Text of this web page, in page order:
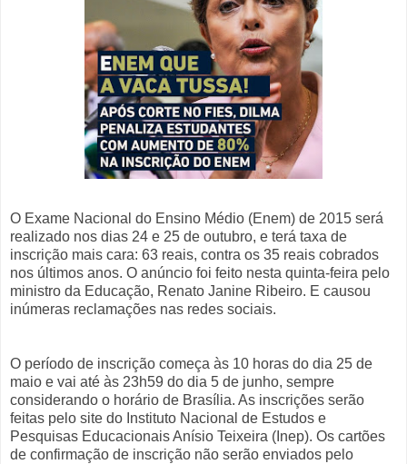
O Exame Nacional do Ensino Médio (Enem) de 2015 será
realizado nos dias 24 e 25 de outubro, e terá taxa de
inscrição mais cara: 63 reais, contra os 35 reais cobrados
nos últimos anos. O anúncio foi feito nesta quinta-feira pelo
ministro da Educação, Renato Janine Ribeiro. E causou
inúmeras reclamações nas redes sociais.
O período de inscrição começa às 10 horas do dia 25 de
maio e vai até às 23h59 do dia 5 de junho, sempre
considerando o horário de Brasília. As inscrições serão
feitas pelo site do Instituto Nacional de Estudos e
Pesquisas Educacionais Anísio Teixeira (Inep). Os cartões
de confirmação de inscrição não serão enviados pelo